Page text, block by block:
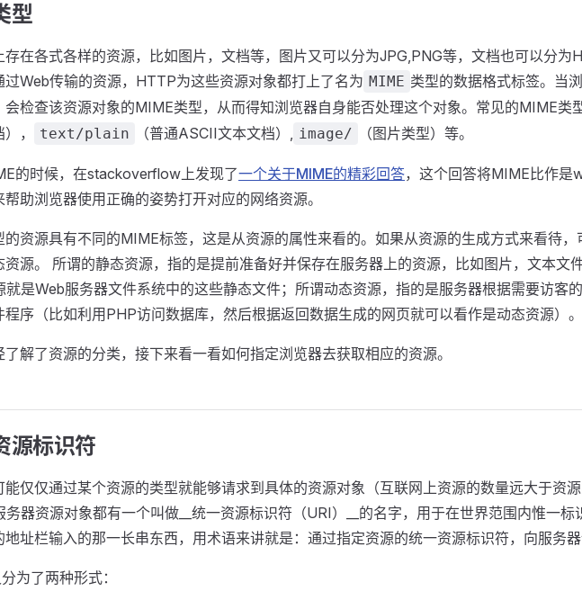
型
存在各式各样的资源，比如图片，文档等，图片又可以分为JPG,PNG等，文档也可以分为
过Web传输的资源，HTTP为这些资源对象都打上了名为 MIME 类型的数据格式标签。当
会检查该资源对象的MIME类型，从而得知浏览器自身能否处理这个对象。常见的MIME类
，
text/plain （普通ASCII文本文档）, image/ （图片类型）等。
的时候，在stackoverflow上发现了一个关于MIME的精彩回答，这个回答将MIME比作是
帮助浏览器使用正确的姿势打开对应的网络资源。
的资源具有不同的MIME标签，这是从资源的属性来看的。如果从资源的生成方式来看待
资源。 所谓的静态资源，指的是提前准备好并保存在服务器上的资源，比如图片，文本文
就是Web服务器文件系统中的这些静态文件；所谓动态资源，指的是服务器根据需要访客
程序（比如利用PHP访问数据库，然后根据返回数据生成的网页就可以看作是动态资源）。
了解了资源的分类，接下来看一看如何指定浏览器去获取相应的资源。
源标识符
能仅仅通过某个资源的类型就能够请求到具体的资源对象（互联网上资源的数量远大于资
务器资源对象都有一个叫做__统一资源标识符（URI）__的名字，用于在世界范围内惟一
地址栏输入的那一长串东西，用术语来讲就是：通过指定资源的统一资源标识符，向服务器
为了两种形式：